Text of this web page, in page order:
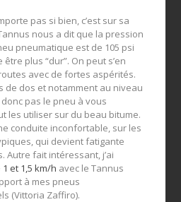
pas si bien, c’est sur sa
nous a dit que la pression
pneumatique est de 105 psi
plus “dur”. On peut s’en
avec de fortes aspérités.
de dos et notamment au niveau
pas le pneu à vous
les utiliser sur du beau bitume.
conduite inconfortable, sur les
qui devient fatigante
Autre fait intéressant, j’ai
1 et 1,5 km/h avec le Tannus
à mes pneus
(Vittoria Zaffiro).